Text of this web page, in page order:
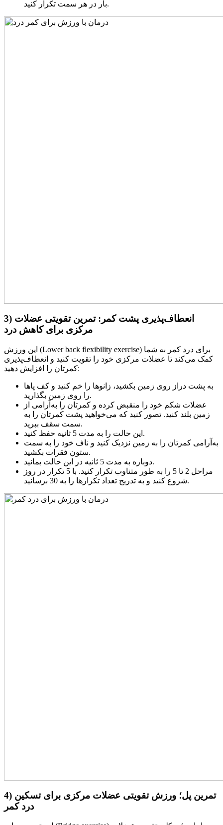
بار در هر سمت تکرار کنید.
3) انعطاف‌پذیری پشت کمر: تمرین تقویتی عضلات
مرکزی برای کاهش درد
این ورزش (Lower back flexibility exercise) برای درد کمر به شما
کمک می‌کند تا عضلات مرکزی خود را تقویت کنید و انعطاف‌پذیری
کمرتان را افزایش دهید:
به پشت دراز روی زمین بکشید، زانوها را خم کنید و کف پاها
را روی زمین بگذارید.
عضلات شکم خود را منقبض کرده و کمرتان را به‌آرامی از
زمین بلند کنید. تصور کنید که می‌خواهید پشت کمرتان را به
سمت سقف ببرید.
این حالت را به مدت 5 ثانیه حفظ کنید.
به‌آرامی کمرتان را به زمین نزدیک کنید و ناف خود را به سمت
ستون فقرات بکشید.
دوباره به مدت 5 ثانیه در این حالت بمانید.
مراحل 2 تا 5 را به طور متناوب تکرار کنید. با 5 تکرار در روز
شروع کنید و به تدریج تعداد تکرارها را به 30 برسانید.
4) تمرین پل؛ ورزش تقویتی عضلات مرکزی برای تسکین
درد کمر